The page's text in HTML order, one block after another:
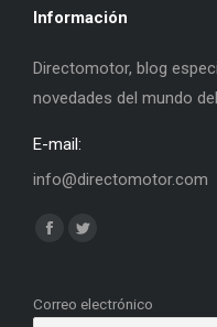
Información
Directomotor, blog
novedades del mundo
E-mail:
info@directomotor.com
Find us on:
Facebook
opens
Twitter
opens
Correo electrónico